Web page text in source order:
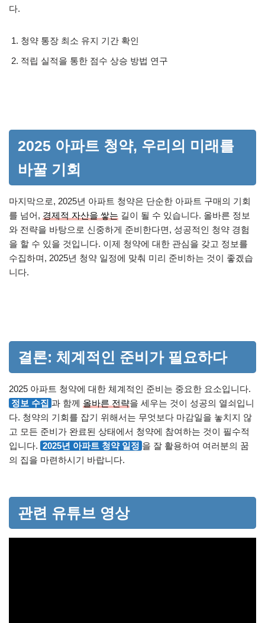
다.
청약 통장 최소 유지 기간 확인
적립 실적을 통한 점수 상승 방법 연구
2025 아파트 청약, 우리의 미래를
바꿀 기회
마지막으로, 2025년 아파트 청약은 단순한 아파트 구매의 기회
를 넘어, 경제적 자산을 쌓는 길이 될 수 있습니다. 올바른 정보
와 전략을 바탕으로 신중하게 준비한다면, 성공적인 청약 경험
을 할 수 있을 것입니다. 이제 청약에 대한 관심을 갖고 정보를
수집하며, 2025년 청약 일정에 맞춰 미리 준비하는 것이 좋겠습
니다.
결론: 체계적인 준비가 필요하다
2025 아파트 청약에 대한 체계적인 준비는 중요한 요소입니다.
정보 수집 과 함께 올바른 전략을 세우는 것이 성공의 열쇠입니
다. 청약의 기회를 잡기 위해서는 무엇보다 마감일을 놓치지 않
고 모든 준비가 완료된 상태에서 청약에 참여하는 것이 필수적
입니다. 2025년 아파트 청약 일정 을 잘 활용하여 여러분의 꿈
의 집을 마련하시기 바랍니다.
관련 유튜브 영상